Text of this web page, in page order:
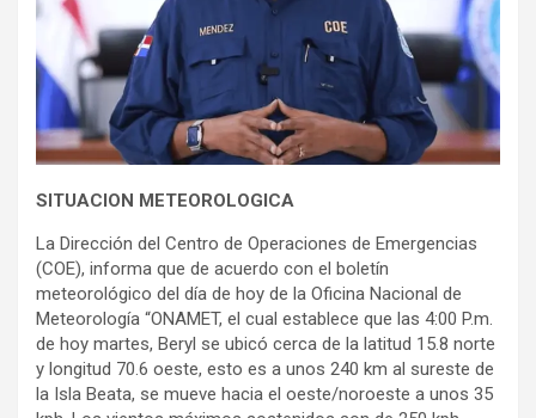
SITUACION METEOROLOGICA
La Dirección del Centro de Operaciones de Emergencias
(COE), informa que de acuerdo con el boletín
meteorológico del día de hoy de la Oficina Nacional de
Meteorología “ONAMET, el cual establece que las 4:00 P.m.
de hoy martes, Beryl se ubicó cerca de la latitud 15.8 norte
y longitud 70.6 oeste, esto es a unos 240 km al sureste de
la Isla Beata, se mueve hacia el oeste/noroeste a unos 35